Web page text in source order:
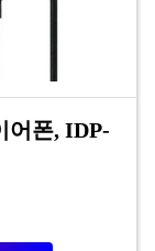
어폰, IDP-